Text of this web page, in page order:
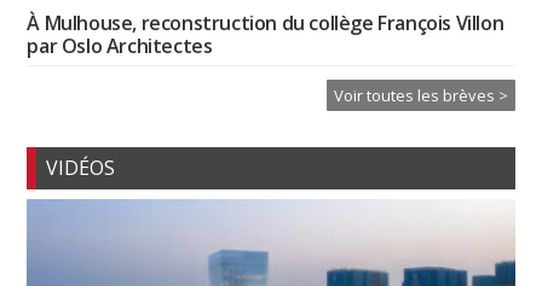
À Mulhouse, reconstruction du collège François Villon
par Oslo Architectes
Voir toutes les brèves >
VIDÉOS